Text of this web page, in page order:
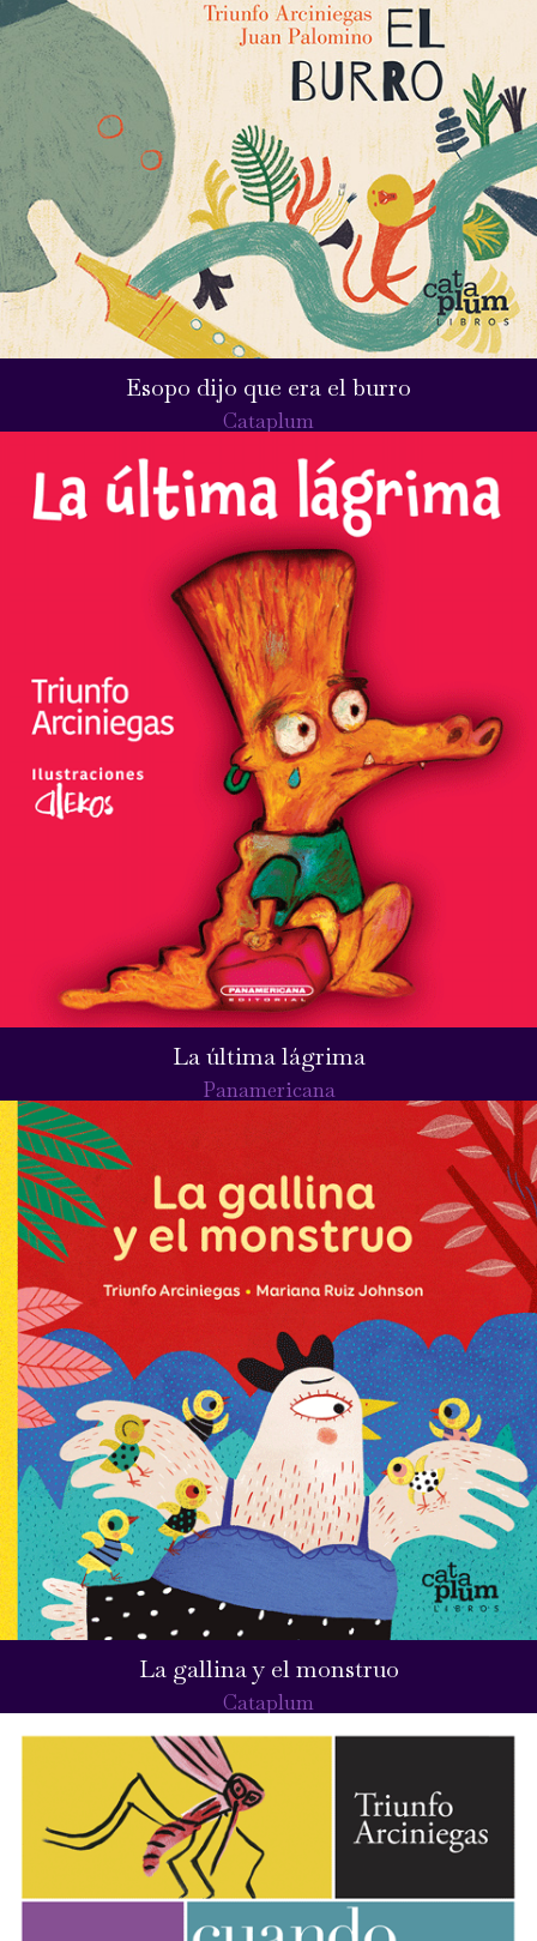
Esopo dijo que era el burro
Cataplum
La última lágrima
Panamericana
La gallina y el monstruo
Cataplum